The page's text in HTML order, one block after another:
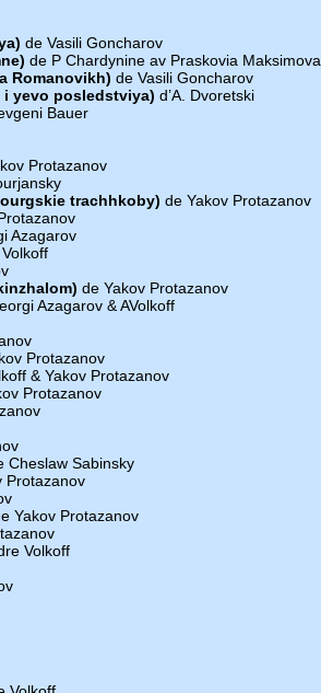
de Vasili Goncharov
de P Chardynine av Praskovia Maksimova
Romanovikh) de Vasili Goncharov
i yevo posledstviya) d’A. Dvoretski
Bauer
Protazanov
trachhkoby) de Yakov Protazanov
Azagarov
de Yakov Protazanov
Azagarov & AVolkoff
Protazanov
& Yakov Protazanov
Protazanov
Cheslaw Sabinsky
Protazanov
Yakov Protazanov
Volkoff